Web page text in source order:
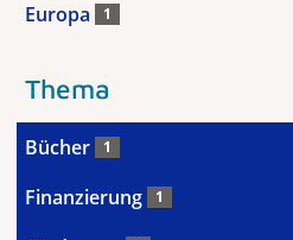
Europa 1
Thema
Bücher 1
Finanzierung 1